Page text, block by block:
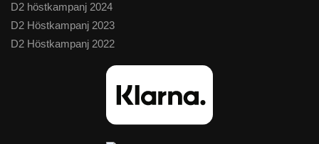
D2 höstkampanj 2024
D2 Höstkampanj 2023
D2 Höstkampanj 2022